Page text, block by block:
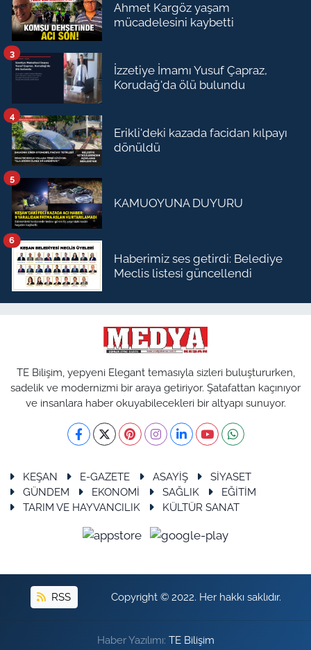
Ahmet Kargöz yaşam
mücadelesini kaybetti
İzzetiye İmamı Yusuf Çapraz,
Korudağ'da ölü bulundu
3
Erikli'deki kazada facidan kılpayı
dönüldü
4
KAMUOYUNA DUYURU
5
Haberimiz ses getirdi: Belediye
Meclis listesi güncellendi
6
TE Bilişim, yepyeni Elegant temasıyla sizleri buluştururken,
sadelik ve modernizmi bir araya getiriyor. Şatafattan kaçınıyor
ve insanlara haber okuyabilecekleri bir altyapı sunuyor.
KEŞAN E-GAZETE ASAYİŞ
SİYASET
GÜNDEM
EKONOMİ SAĞLIK
EĞİTİM
TARIM VE HAYVANCILIK
KÜLTÜR SANAT
RSS Copyright © 2022. Her hakkı saklıdır.
Haber Yazılımı: TE Bilişim